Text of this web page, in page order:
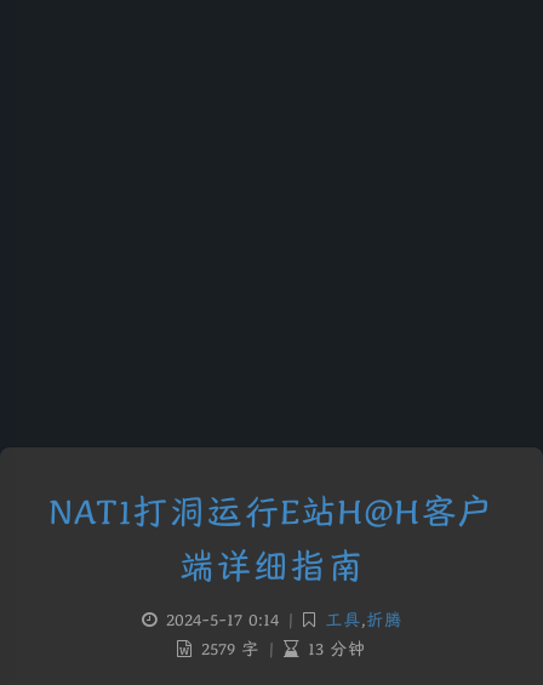
NAT1打洞运行E站H@H客户
端详细指南
2024-5-17 0:14 | 工具,折腾
2579 字 | 13 分钟